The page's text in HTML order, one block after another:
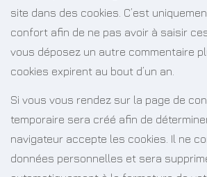
site dans des cookies. C’est
confort afin de ne pas avoir à saisir
vous déposez un autre commentaire
cookies expirent au bout d’un an.
Si vous vous rendez sur la page de
temporaire sera créé afin de
navigateur accepte les cookies. Il ne
données personnelles et sera